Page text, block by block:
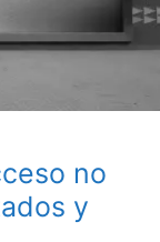
no
y